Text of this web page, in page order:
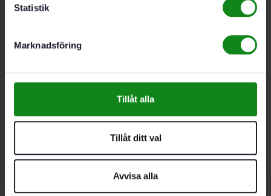
Statistik
Marknadsföring
Tillåt alla
Tillåt ditt val
Avvisa alla